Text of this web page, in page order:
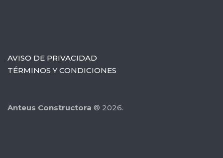
AVISO DE PRIVACIDAD
TÉRMINOS Y CONDICIONES
Anteus Constructora ® 2026.